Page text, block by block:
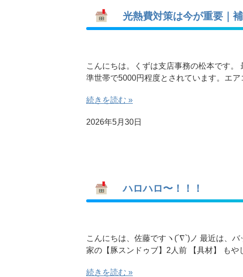
光熱費対策は今が重要｜
こんにちは。くずは支店事務の松本です
準世帯で5000円程度とされています。エ
続きを読む »
2026年5月30日
ハロハロ〜！！！
こんにちは、佐藤ですヽ(´∇`)ノ 最近は、
家の【豚スンドゥブ】2人前 【具
続きを読む »